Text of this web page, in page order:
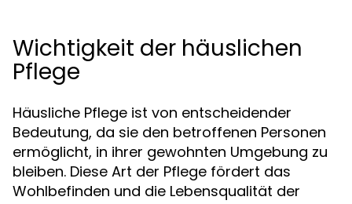
Wichtigkeit der häuslichen
Pflege
Häusliche Pflege ist von entscheidender
Bedeutung, da sie den betroffenen Personen
ermöglicht, in ihrer gewohnten Umgebung zu
bleiben. Diese Art der Pflege fördert das
Wohlbefinden und die Lebensqualität der